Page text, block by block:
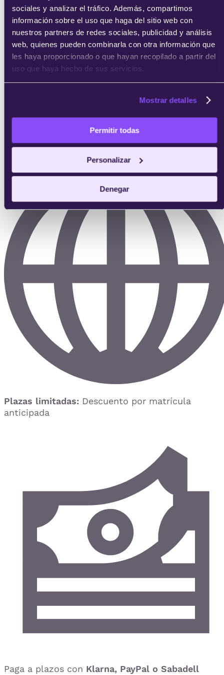
sociales y analizar el tráfico. Además, compartimos
información sobre el uso que haga del sitio web con
nuestros partners de redes sociales, publicidad y análisis
web, quienes pueden combinarla con otra información que
les haya proporcionado o que hayan recopilado a partir del
uso que haya hecho de sus servicios.
Mostrar detalles
Permitir todas
Personalizar
Denegar
Profesor:Profesional del sector en activo
Plazas limitadas: Descuento por matrícula
anticipada
Paga a plazos con Klarna, PayPal o Sabadell